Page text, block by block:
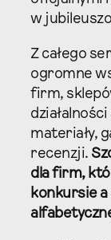
w
Z całego
ogromne
firm,
materiały,
recenzji.
dla firm,
konkursie